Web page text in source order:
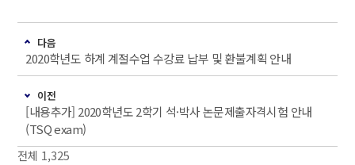
다음
2020학년도 하계 계절수업 수강료 납부 및 환불계획 안내
이전
[내용추가] 2020학년도 2학기 석·박사 논문제출자격시험 안내
(TSQ exam)
전체 1,325